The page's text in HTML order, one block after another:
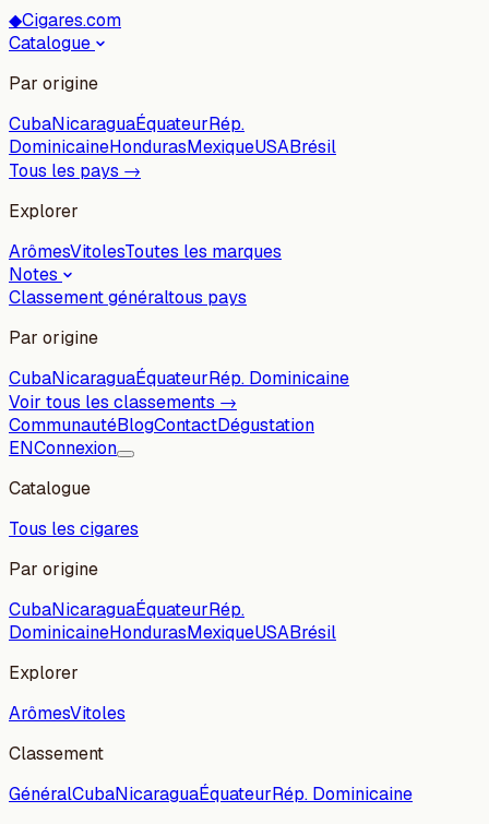
◆Cigares.com
Catalogue
Par origine
CubaNicaraguaÉquateurRép.
DominicaineHondurasMexiqueUSABrésil
Tous les pays →
Explorer
ArômesVitolesToutes les marques
Notes
Classement généraltous pays
Par origine
CubaNicaraguaÉquateurRép. Dominicaine
Voir tous les classements →
CommunautéBlogContactDégustation
ENConnexion
Catalogue
Tous les cigares
Par origine
CubaNicaraguaÉquateurRép.
DominicaineHondurasMexiqueUSABrésil
Explorer
ArômesVitoles
Classement
GénéralCubaNicaraguaÉquateurRép. Dominicaine